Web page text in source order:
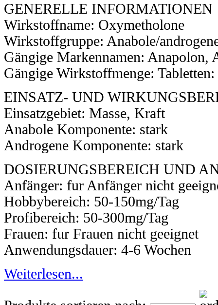
GENERELLE INFORMATIONEN
Wirkstoffname: Oxymetholone
Wirkstoffgruppe: Anabole/
Gängige Markennamen: Anapolon,
Gängige Wirkstoffmenge:
EINSATZ- UND
Einsatzgebiet: Masse, Kraft
Anabole Komponente: stark
Androgene Komponente: stark
DOSIERUNGSBEREICH UND
Anfänger: fur Anfänger nicht
Hobbybereich: 50-150mg/Tag
Profibereich: 50-300mg/Tag
Frauen: fur Frauen nicht geeignet
Anwendungsdauer: 4-6 Wochen
Weiterlesen...